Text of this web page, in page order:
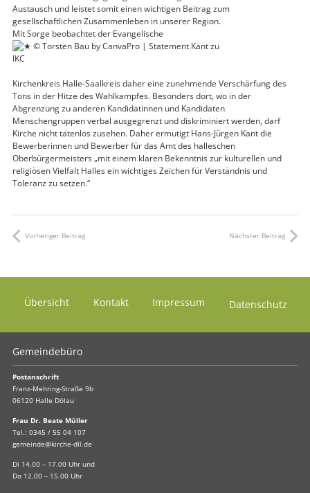
Austausch und leistet somit einen wichtigen Beitrag zum
gesellschaftlichen Zusammenleben in unserer Region.
Mit Sorge beobachtet der Evangelische
Kirchenkreis Halle-Saalkreis daher eine zunehmende Verschärfung des
Tons in der Hitze des Wahlkampfes. Besonders dort, wo in der
Abgrenzung zu anderen Kandidatinnen und Kandidaten
Menschengruppen verbal ausgegrenzt und diskriminiert werden, darf
Kirche nicht tatenlos zusehen. Daher ermutigt Hans-Jürgen Kant die
Bewerberinnen und Bewerber für das Amt des halleschen
Oberbürgermeisters „mit einem klaren Bekenntnis zur kulturellen und
religiösen Vielfalt Halles ein wichtiges Zeichen für Verständnis und
Toleranz zu setzen.“
Vorheriger Beitrag Nächster Beitrag
Übersicht Kontakt Impressum Datenschutz
Gemeindebüro
Postanschrift
Franz-Mehring-Straße 9b
06120 Halle Dölau
Frau Dr. Beate Müller
Tel.: 0345 / 55 04 107
gemeinde@kirche-dll.de
Di 14.00 – 17.00 Uhr und
Do 12.00 – 15.00 Uhr